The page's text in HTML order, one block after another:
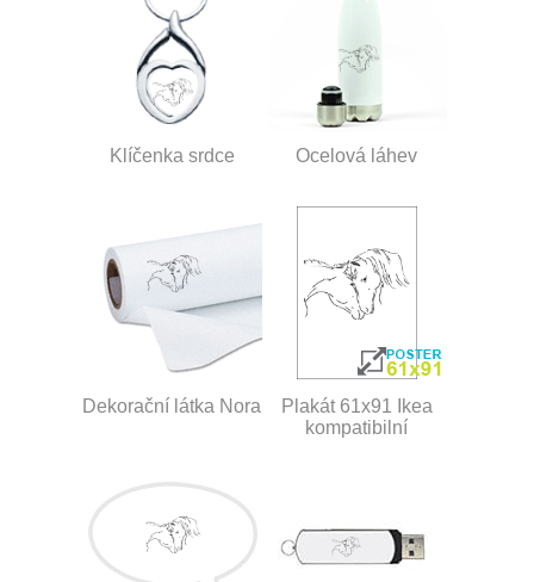
Klíčenka srdce Ocelová láhev
Dekorační látka Nora
Plakát 61x91 Ikea
kompatibilní